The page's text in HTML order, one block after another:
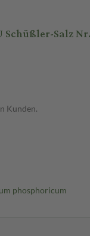
Salz
Kunden.
phosphoricum